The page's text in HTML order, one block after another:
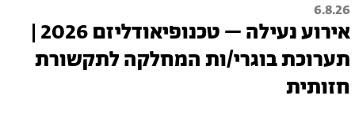
6.8.26
אירוע נעילה – טכנופיאודליזם 2026 |
תערוכת בוגרי/ות המחלקה לתקשורת
חזותית